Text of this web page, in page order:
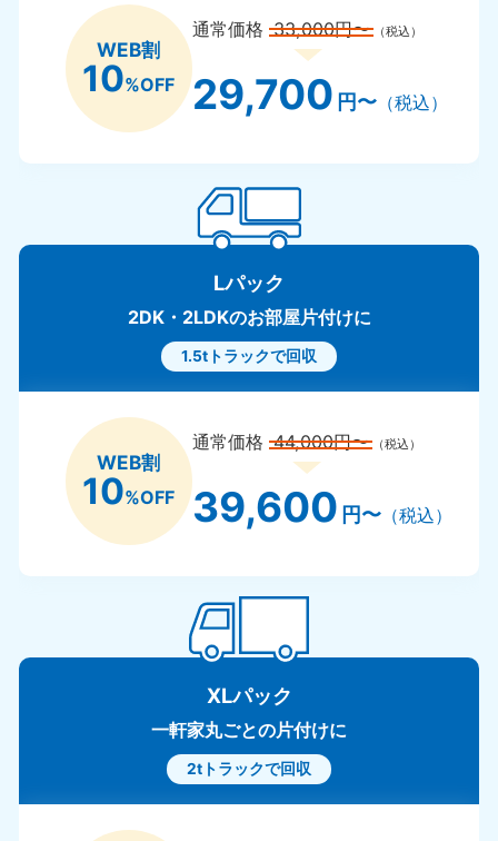
WEB割
10%OFF
通常価格33,000円〜 （税込）
29,700 円〜（税込）
Lパック
2DK・2LDKのお部屋片付けに
1.5tトラックで回収
WEB割
10%OFF
通常価格44,000円〜 （税込）
39,600 円〜（税込）
XLパック
一軒家丸ごとの片付けに
2tトラックで回収